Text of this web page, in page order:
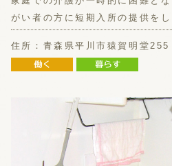
がい者の方に短期入所の提供をし
住所：青森県平川市猿賀明堂255